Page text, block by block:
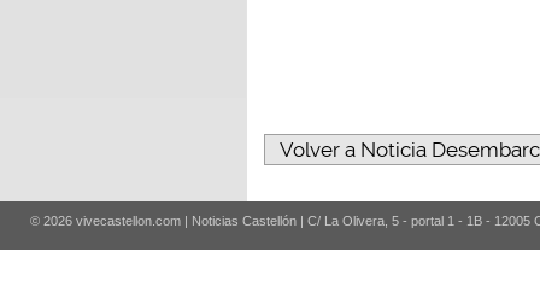
Volver a Noticia
© 2026 vivecastellon.com | Noticias Castellón | C/ La Olivera, 5 - portal 1 - 1B - 12005